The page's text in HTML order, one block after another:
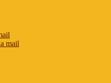
mail